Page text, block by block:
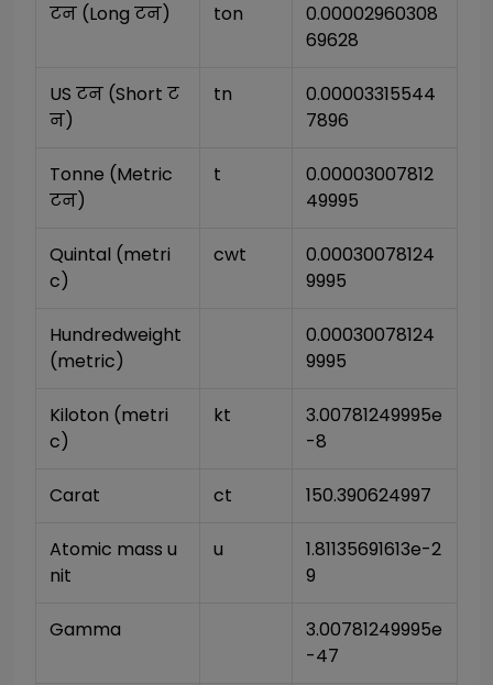
टन (Long टन) ton
0.00002960308
69628
US टन (Short ट
न)
tn
0.00003315544
7896
Tonne (Metric
टन)
t
0.00003007812
49995
Quintal (metri
c)
cwt
0.00030078124
9995
Hundredweight
(metric)
0.00030078124
9995
Kiloton (metri
c)
kt
3.00781249995e
-8
Carat ct 150.390624997
Atomic mass u
nit
u
1.81135691613e-2
9
Gamma
3.00781249995e
-47